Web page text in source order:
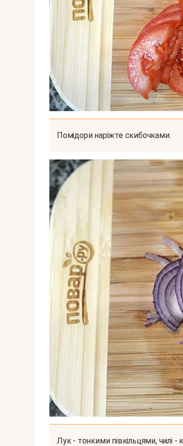
Помідори наріжте скибочками.
Лук - тонкими півкільцями, чилі